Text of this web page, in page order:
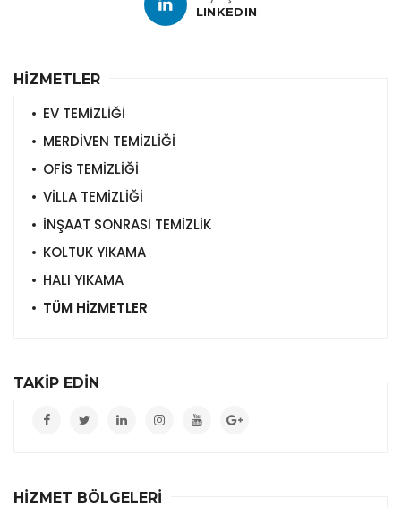
LINKEDIN
HİZMETLER
EV TEMİZLİĞİ
MERDİVEN TEMİZLİĞİ
OFİS TEMİZLİĞİ
VİLLA TEMİZLİĞİ
İNŞAAT SONRASI TEMİZLİK
KOLTUK YIKAMA
HALI YIKAMA
TÜM HİZMETLER
TAKİP EDİN
HİZMET BÖLGELERİ